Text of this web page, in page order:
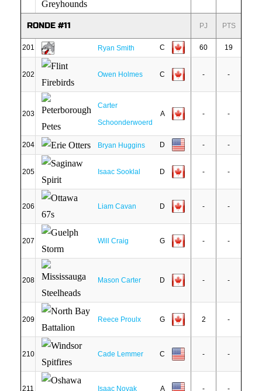
RONDE #11 PJ PTS
201 Ryan Smith C 60 19
202 Owen Holmes C - -
203
Carter
Schoonderwoerd
A - -
204 Bryan Huggins D - -
205 Isaac Sooklal D - -
206 Liam Cavan D - -
207 Will Craig G - -
208 Mason Carter D - -
209 Reece Proulx G 2 -
210 Cade Lemmer C - -
211 Isaac Novak A - -